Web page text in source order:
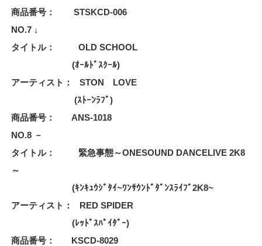
商品番号： STSKCD-006
NO.7 ↓
タイトル： OLD SCHOOL
(ｵｰﾙﾄﾞｽｸｰﾙ)
アーティスト： STON LOVE
(ｽﾄｰﾝﾗﾌﾞ)
商品番号： ANS-1018
NO.8 －
タイトル： 緊急事態～ONESOUND DANCELIVE 2K8
～
(ｷﾝｷｭｳｼﾞﾀｲ~ﾜﾝｻｳﾝﾄﾞﾀﾞﾝｽﾗｲﾌﾞ2K8~
アーティスト： RED SPIDER
(ﾚｯﾄﾞｽﾊﾟｲﾀﾞｰ)
商品番号： KSCD-8029